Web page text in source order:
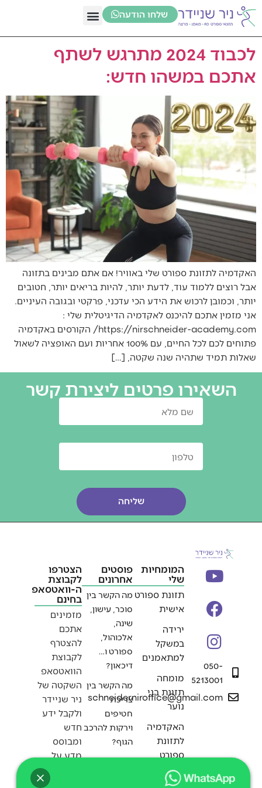
שלחו הודעה
לכבוד 2024 מתרגש לשתף
אתכם במשהו חדש:
האקדמיה לתזונת ספורט שלי באוויר! אם אתם מבינים בתזונה
אבל רוצים ללמוד עוד, לדעת יותר, להיות בריאים יותר, חטובים
יותר, וכמובן לרכוש את הידע הכי עדכני, פרקטי ובגובה העיניים.
אני מזמין אתכם להיכנס לאקדמיה הדיגיטלית שלי :
https://nirschneider-academy.com/ הקורסים באקדמיה
פתוחים לכם לכל החיים, עם 100% אחריות ועם האופציה לשאול
שאלות תמיד שתהיה שנה שקטה, […]
השאירו פרטים ליצירת קשר
שליחה
050-
5213001
schneiderniroffice@gmail.com
המומחיות
שלי
תזונת ספורט
אישית
ירידה
במשקל
למתאמנים
מומחה
תזונת בני
נוער
האקדמיה
לתזונת
ספורט
פוסטים
אחרונים
מה הקשר בין
סוכר, עישון,
שינה,
אלכוהול,
ספורט ו…
דיכאון?
מה הקשר בין
צריכת
חטיפים
וירקות להרכב
הגוף?
האם אלכוהול
הצטרפו
לקבוצת
ה-וואטסאפ
בחינם
מזמינים
אתכם
להצטרף
לקבוצת
הוואטסאפ
השקטה של
ניר שניידר
ולקבל ידע
חדש
ומבוסס
מדע על